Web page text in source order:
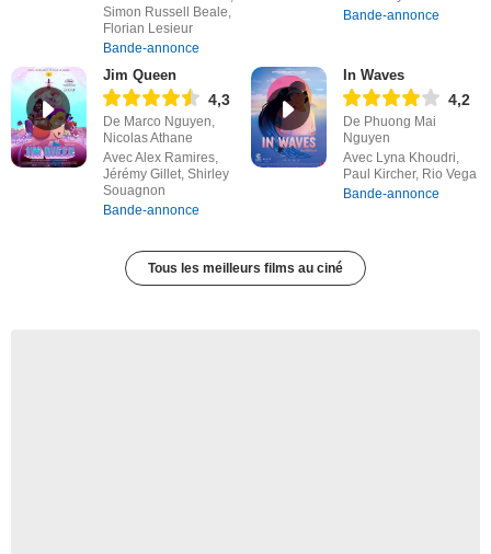
Simon Russell Beale,
Florian Lesieur
Bande-annonce
Bande-annonce
Jim Queen
4,3
De Marco Nguyen,
Nicolas Athane
Avec Alex Ramires,
Jérémy Gillet, Shirley
Souagnon
Bande-annonce
In Waves
4,2
De Phuong Mai
Nguyen
Avec Lyna Khoudri,
Paul Kircher, Rio Vega
Bande-annonce
Tous les meilleurs films au ciné